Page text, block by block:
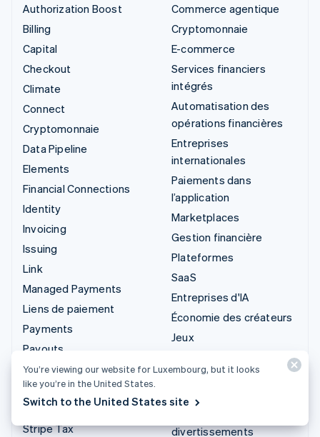
Authorization Boost
Billing
Capital
Checkout
Climate
Connect
Cryptomonnaie
Data Pipeline
Elements
Financial Connections
Identity
Invoicing
Issuing
Link
Managed Payments
Liens de paiement
Payments
Payouts
Radar
Revenue Recognition
Stripe Sigma
Stripe Tax
Commerce agentique
Cryptomonnaie
E-commerce
Services financiers
intégrés
Automatisation des
opérations financières
Entreprises
internationales
Paiements dans
l’application
Marketplaces
Gestion financière
Plateformes
SaaS
Entreprises d'IA
Économie des créateurs
Jeux
loisirs
divertissements
You’re viewing our website for Luxembourg, but it looks
like you’re in the United States.
Switch to the United States site